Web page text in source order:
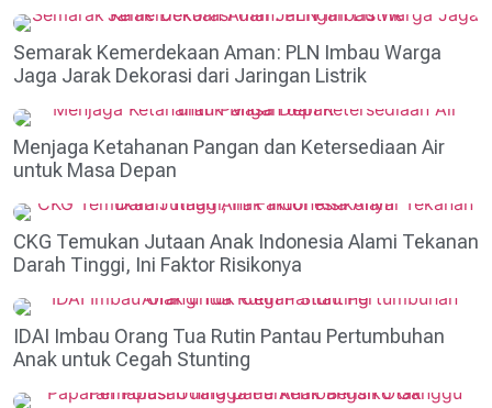
Semarak Kemerdekaan Aman: PLN Imbau Warga
Jaga Jarak Dekorasi dari Jaringan Listrik
Menjaga Ketahanan Pangan dan Ketersediaan Air
untuk Masa Depan
CKG Temukan Jutaan Anak Indonesia Alami Tekanan
Darah Tinggi, Ini Faktor Risikonya
IDAI Imbau Orang Tua Rutin Pantau Pertumbuhan
Anak untuk Cegah Stunting